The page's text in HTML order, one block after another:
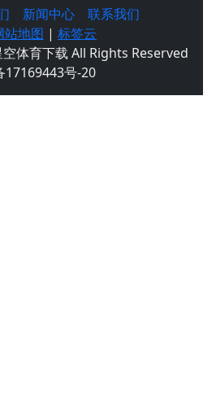
新闻中心
联系我们
站地图 | 标签云
体育下载 All Rights Reserved
17169443号-20